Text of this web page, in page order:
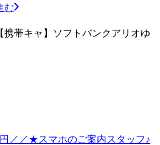
む
携帯キャ】ソフトバンクアリオゆ
／／★スマホのご案内スタッフ♪